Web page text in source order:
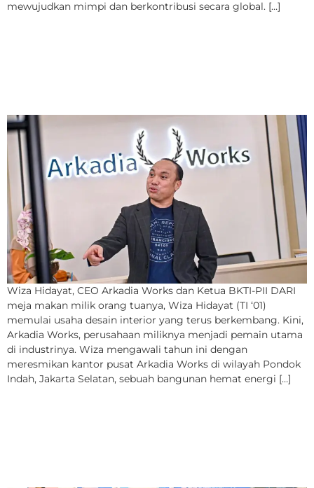
mewujudkan mimpi dan berkontribusi secara global. […]
Wiza Hidayat, CEO Arkadia Works dan Ketua BKTI-PII DARI
meja makan milik orang tuanya, Wiza Hidayat (TI ‘01)
memulai usaha desain interior yang terus berkembang. Kini,
Arkadia Works, perusahaan miliknya menjadi pemain utama
di industrinya. Wiza mengawali tahun ini dengan
meresmikan kantor pusat Arkadia Works di wilayah Pondok
Indah, Jakarta Selatan, sebuah bangunan hemat energi […]